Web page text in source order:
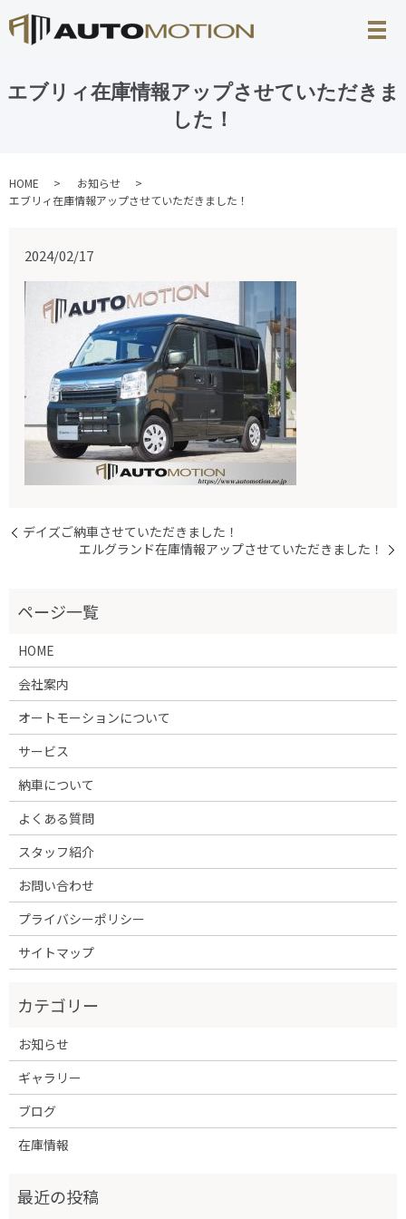
エブリィ在庫情報アップさせていただきま
した！
HOME
お知らせ
エブリィ在庫情報アップさせていただきました！
2024/02/17
デイズご納車させていただきました！
エルグランド在庫情報アップさせていただきました！
HOME
会社案内
オートモーションについて
サービス
納車について
よくある質問
スタッフ紹介
お問い合わせ
プライバシーポリシー
サイトマップ
お知らせ
ギャラリー
ブログ
在庫情報